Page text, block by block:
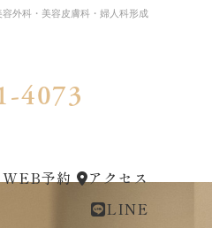
外科・美容皮膚科・婦人科形成
4073
WEB予約 アクセス
LINE